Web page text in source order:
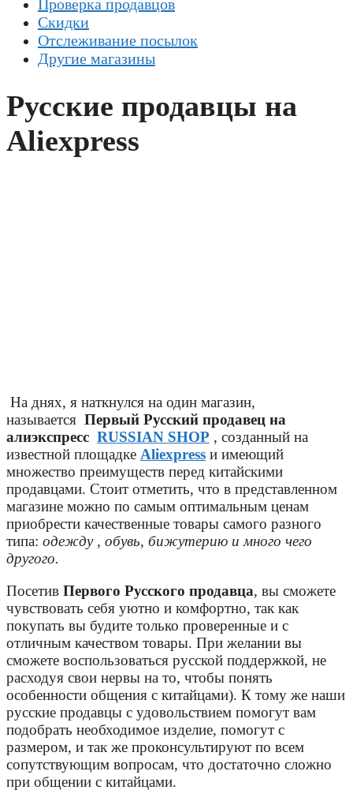
Проверка продавцов
Скидки
Отслеживание посылок
Другие магазины
Русские продавцы на
Aliexpress
На днях, я наткнулся на один магазин,
называется Первый Русский продавец на
алиэкспресс RUSSIAN SHOP , созданный на
известной площадке Aliexpress и имеющий
множество преимуществ перед китайскими
продавцами. Стоит отметить, что в представленном
магазине можно по самым оптимальным ценам
приобрести качественные товары самого разного
типа: одежду , обувь, бижутерию и много чего
другого.
Посетив Первого Русского продавца, вы сможете
чувствовать себя уютно и комфортно, так как
покупать вы будите только проверенные и с
отличным качеством товары. При желании вы
сможете воспользоваться русской поддержкой, не
расходуя свои нервы на то, чтобы понять
особенности общения с китайцами). К тому же наши
русские продавцы с удовольствием помогут вам
подобрать необходимое изделие, помогут с
размером, и так же проконсультируют по всем
сопутствующим вопросам, что достаточно сложно
при общении с китайцами.